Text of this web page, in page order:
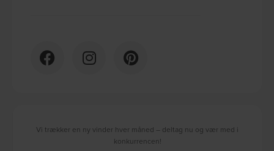
Vi trækker en ny vinder hver måned – deltag nu og vær med i
konkurrencen!